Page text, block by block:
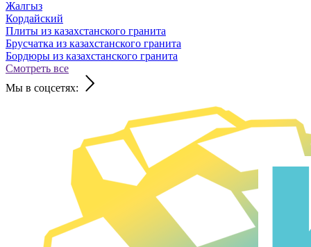
Жалгыз
Кордайский
Плиты из казахстанского гранита
Брусчатка из казахстанского гранита
Бордюры из казахстанского гранита
Смотреть все
Мы в соцсетях: